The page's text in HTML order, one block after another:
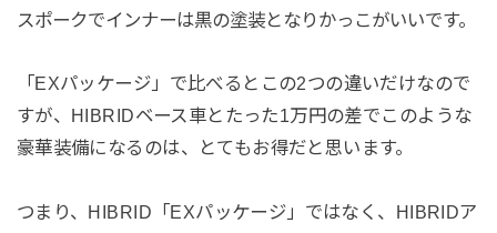
スポークでインナーは黒の塗装となりかっこがいいです。
「EXパッケージ」で比べるとこの2つの違いだけなので
すが、HIBRIDベース車とたった1万円の差でこのような
豪華装備になるのは、とてもお得だと思います。
つまり、HIBRID「EXパッケージ」ではなく、HIBRIDア